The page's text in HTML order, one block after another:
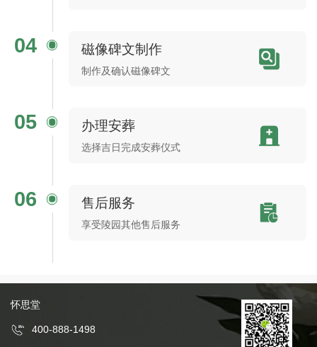
04 磁像碑文制作
制作及确认磁像碑文
05 办理安葬
选择吉日完成安葬仪式
06 售后服务
享受陵园其他售后服务
怀思堂
400-888-1498